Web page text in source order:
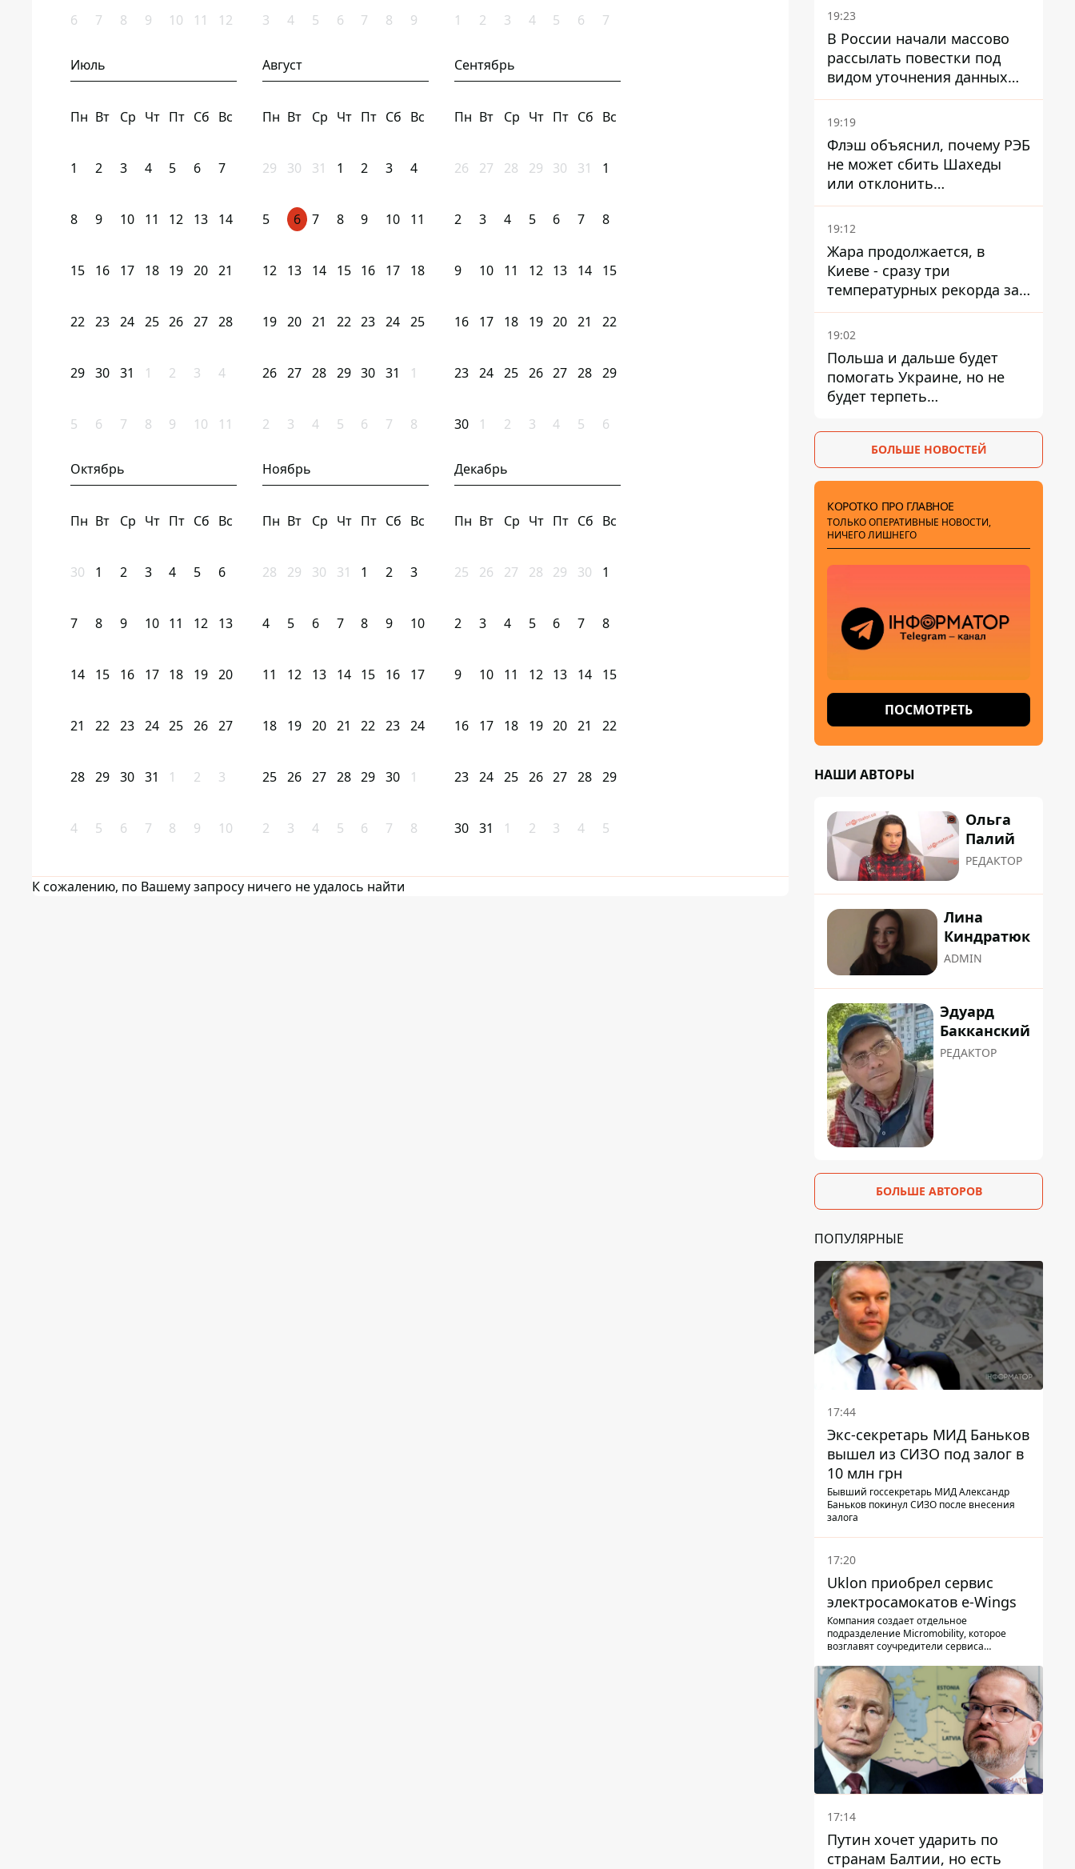
6 7 8 9 10 11 12 3 4 5 6 7 8 9 1 2 3 4 5 6 7
Июль
Пн Вт Ср Чт Пт Сб Вс
1 2 3 4 5 6 7
8 9 10 11 12 13 14
15 16 17 18 19 20 21
22 23 24 25 26 27 28
29 30 31 1 2 3 4
5 6 7 8 9 10 11
Август
Пн Вт Ср Чт Пт Сб Вс
29 30 31 1 2 3 4
5 6 7 8 9 10 11
12 13 14 15 16 17 18
19 20 21 22 23 24 25
26 27 28 29 30 31 1
2 3 4 5 6 7 8
Сентябрь
Пн Вт Ср Чт Пт Сб Вс
26 27 28 29 30 31 1
2 3 4 5 6 7 8
9 10 11 12 13 14 15
16 17 18 19 20 21 22
23 24 25 26 27 28 29
30 1 2 3 4 5 6
Октябрь
Пн Вт Ср Чт Пт Сб Вс
30 1 2 3 4 5 6
7 8 9 10 11 12 13
14 15 16 17 18 19 20
21 22 23 24 25 26 27
28 29 30 31 1 2 3
4 5 6 7 8 9 10
Ноябрь
Пн Вт Ср Чт Пт Сб Вс
28 29 30 31 1 2 3
4 5 6 7 8 9 10
11 12 13 14 15 16 17
18 19 20 21 22 23 24
25 26 27 28 29 30 1
2 3 4 5 6 7 8
Декабрь
Пн Вт Ср Чт Пт Сб Вс
25 26 27 28 29 30 1
2 3 4 5 6 7 8
9 10 11 12 13 14 15
16 17 18 19 20 21 22
23 24 25 26 27 28 29
30 31 1 2 3 4 5
К сожалению, по Вашему запросу ничего не удалось найти
19:23
В России начали массово
рассылать повестки под
видом уточнения данных
для набора контрактников
19:19
Флэш объяснил, почему РЭБ
не может сбить Шахеды
или отклонить
баллистические ракеты
19:12
Жара продолжается, в
Киеве - сразу три
температурных рекорда за
день
19:02
Польша и дальше будет
помогать Украине, но не
будет терпеть
Навроцкий
БОЛЬШЕ НОВОСТЕЙ
КОРОТКО ПРО ГЛАВНОЕ
ТОЛЬКО ОПЕРАТИВНЫЕ НОВОСТИ,
НИЧЕГО ЛИШНЕГО
ПОСМОТРЕТЬ
НАШИ АВТОРЫ
Ольга
Палий
РЕДАКТОР
Лина
Киндратюк
ADMIN
Эдуард
Бакканский
РЕДАКТОР
БОЛЬШЕ АВТОРОВ
ПОПУЛЯРНЫЕ
17:44
Экс-секретарь МИД Баньков
вышел из СИЗО под залог в
10 млн грн
Бывший госсекретарь МИД Александр
Баньков покинул СИЗО после внесения
залога
17:20
Uklon приобрел сервис
электросамокатов e-Wings
Компания создает отдельное
подразделение Micromobility, которое
возглавят соучредители сервиса
17:14
Путин хочет ударить по
странам Балтии, но есть